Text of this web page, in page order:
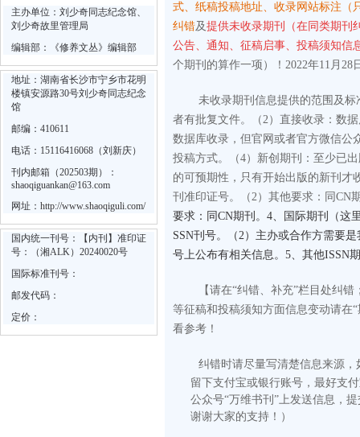
主办单位：刘少奇同志纪念馆、
刘少奇故里管理局
编辑部：《修养文丛》编辑部
地址：湖南省长沙市宁乡市花明
楼镇安源路30号刘少奇同志纪念
馆
邮编：410611
电话：15116416068（刘新庆）
刊内邮箱（202503期）：
shaoqiguankan@163.com
网址： http://www.shaoqiguli.com/
国内统一刊号：【内刊】准印证
号：（湘ALK）20240020号
国际标准刊号：
邮发代码：
定价：
式、纸稿投稿地址、收录网站标注（
纠错及提供未收录期刊（在同类期刊
公告、通知、征稿启事、投稿须知信
个期刊的算作一项）！2022年11月28
未收录期刊信息提供的范围及标
者有批复文件。
（2）直接收录：数
数据库收录，但官网或者官方微信公
投稿方式。
（4）新创期刊：至少已
的可预期性，只有开始出版的新刊才
刊准印证号。
（2）其他要求：同CN
要求：同CN期刊。4、国际期刊（这
SSN刊号。（2）主办或合作方需要
号上公布有相关信息。5、其他ISSN
【请在“纠错、补充”栏目处纠
等征稿和投稿须知方面信息变动请在
看参考！
纠错时请尽量写清楚信息来源
留下支付宝或银行账号，最好支
公众号“万维书刊”上发送信息，
谢谢大家的支持！）